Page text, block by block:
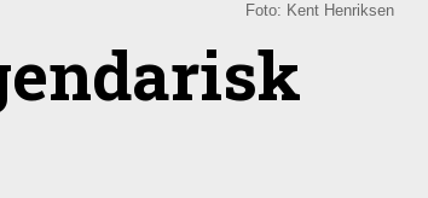
Foto: Kent Henriksen